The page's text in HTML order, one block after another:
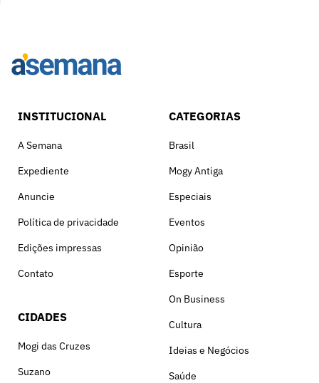
INSTITUCIONAL
A Semana
Expediente
Anuncie
Política de privacidade
Edições impressas
Contato
CIDADES
Mogi das Cruzes
Suzano
CATEGORIAS
Brasil
Mogy Antiga
Especiais
Eventos
Opinião
Esporte
On Business
Cultura
Ideias e Negócios
Saúde